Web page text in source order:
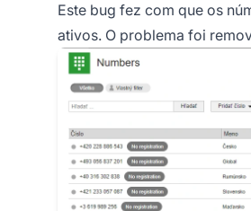
Este bug fez com que os
ativos. O problema foi